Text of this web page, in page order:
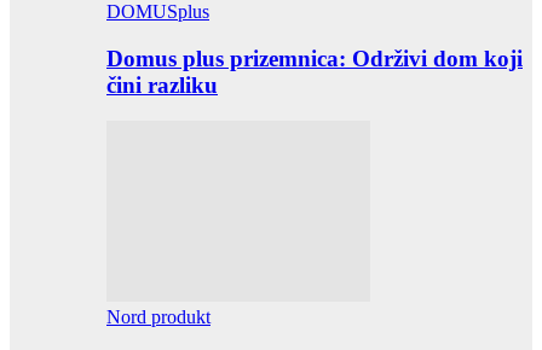
DOMUSplus
Domus plus prizemnica: Održivi dom koji
čini razliku
Nord produkt